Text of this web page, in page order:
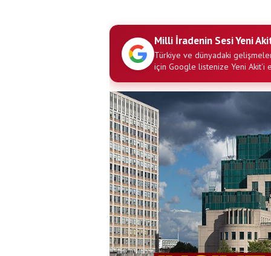
Milli İradenin Sesi Yeni
Türkiye ve dünyadaki
için Google listenize Yeni Akit'i